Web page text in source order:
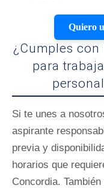
Quiero
¿Cumples
para
Si te unes a
aspirante
previa y
horarios que
Concordia.